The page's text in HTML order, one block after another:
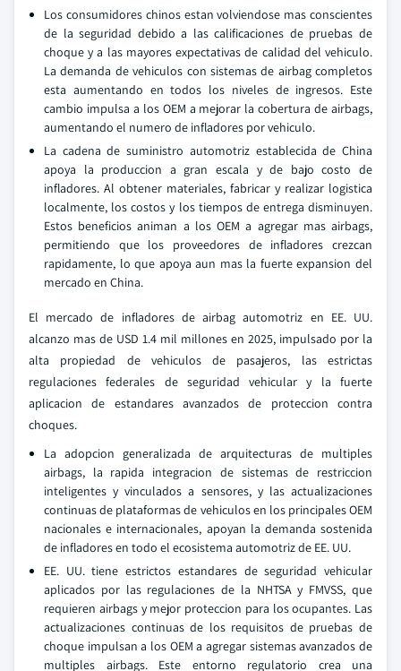
Los consumidores chinos estan volviendose mas conscientes
de la seguridad debido a las calificaciones de pruebas de
choque y a las mayores expectativas de calidad del vehiculo.
La demanda de vehiculos con sistemas de airbag completos
esta aumentando en todos los niveles de ingresos. Este
cambio impulsa a los OEM a mejorar la cobertura de airbags,
aumentando el numero de infladores por vehiculo.
La cadena de suministro automotriz establecida de China
apoya la produccion a gran escala y de bajo costo de
infladores. Al obtener materiales, fabricar y realizar logistica
localmente, los costos y los tiempos de entrega disminuyen.
Estos beneficios animan a los OEM a agregar mas airbags,
permitiendo que los proveedores de infladores crezcan
rapidamente, lo que apoya aun mas la fuerte expansion del
mercado en China.
El mercado de infladores de airbag automotriz en EE. UU.
alcanzo mas de USD 1.4 mil millones en 2025, impulsado por la
alta propiedad de vehiculos de pasajeros, las estrictas
regulaciones federales de seguridad vehicular y la fuerte
aplicacion de estandares avanzados de proteccion contra
choques.
La adopcion generalizada de arquitecturas de multiples
airbags, la rapida integracion de sistemas de restriccion
inteligentes y vinculados a sensores, y las actualizaciones
continuas de plataformas de vehiculos en los principales OEM
nacionales e internacionales, apoyan la demanda sostenida
de infladores en todo el ecosistema automotriz de EE. UU.
EE. UU. tiene estrictos estandares de seguridad vehicular
aplicados por las regulaciones de la NHTSA y FMVSS, que
requieren airbags y mejor proteccion para los ocupantes. Las
actualizaciones continuas de los requisitos de pruebas de
choque impulsan a los OEM a agregar sistemas avanzados de
multiples airbags. Este entorno regulatorio crea una